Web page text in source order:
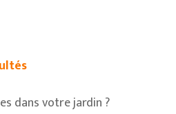
dans votre jardin ?